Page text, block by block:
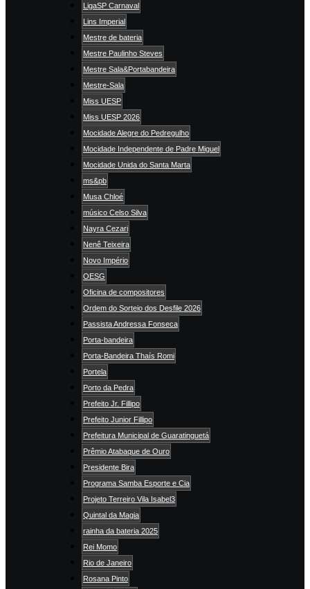
LigaSP Carnaval
Lins Imperial
Mestre de bateria
Mestre Paulinho Steves
Mestre Sala&Portabandeira
Mestre-Sala
Miss UESP
Miss UESP 2026
Mocidade Alegre do Pedregulho
Mocidade Independente de Padre Miguel
Mocidade Unida do Santa Marta
ms&pb
Musa Chloé
músico Celso Silva
Nayra Cezari
Nenê Teixeira
Novo Império
OESG
Oficina de compositores
Ordem do Sorteio dos Desfile 2026
Passista Andressa Fonseca
Porta-bandeira
Porta-Bandeira Thaís Romi
Portela
Porto da Pedra
Prefeito Jr. Fillipo
Prefeito Junior Fillipo
Prefeitura Municipal de Guaratinguetá
Prêmio Atabaque de Ouro
Presidente Bira
Programa Samba Esporte e Cia
Projeto Terreiro Vila Isabel3
Quintal da Magia
rainha da bateria 2025
Rei Momo
Rio de Janeiro
Rosana Pinto